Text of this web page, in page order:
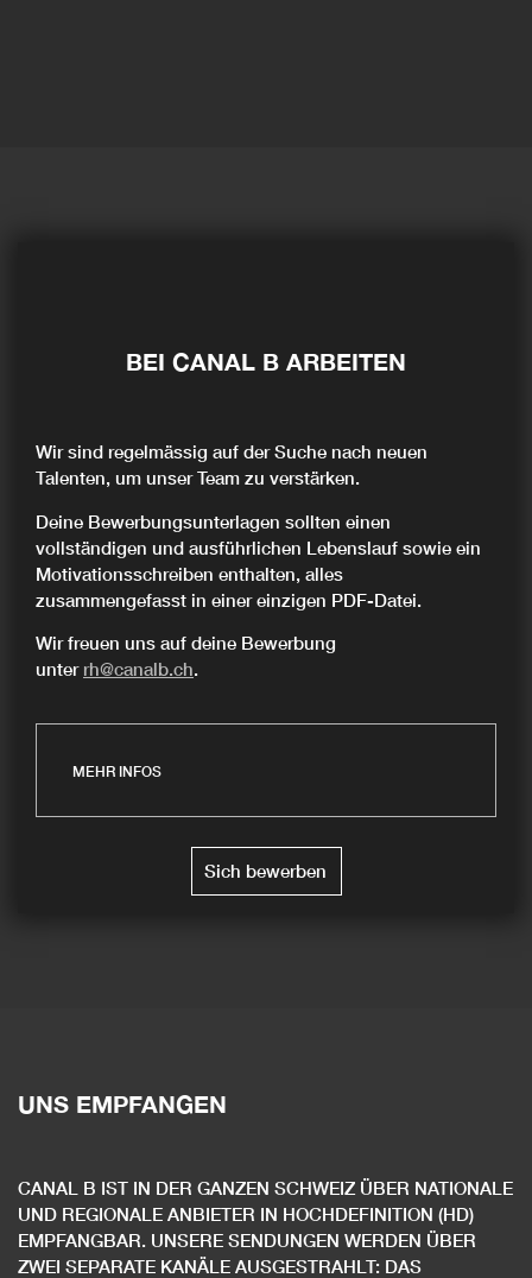
BEI CANAL B ARBEITEN
Wir sind regelmässig auf der Suche nach neuen
Talenten, um unser Team zu verstärken.
Deine Bewerbungsunterlagen sollten einen
vollständigen und ausführlichen Lebenslauf sowie ein
Motivationsschreiben enthalten, alles
zusammengefasst in einer einzigen PDF-Datei.
Wir freuen uns auf deine Bewerbung
unter rh@canalb.ch.
MEHR INFOS
Sich bewerben
UNS EMPFANGEN
CANAL B IST IN DER GANZEN SCHWEIZ ÜBER NATIONALE
UND REGIONALE ANBIETER IN HOCHDEFINITION (HD)
EMPFANGBAR. UNSERE SENDUNGEN WERDEN ÜBER
ZWEI SEPARATE KANÄLE AUSGESTRAHLT: DAS